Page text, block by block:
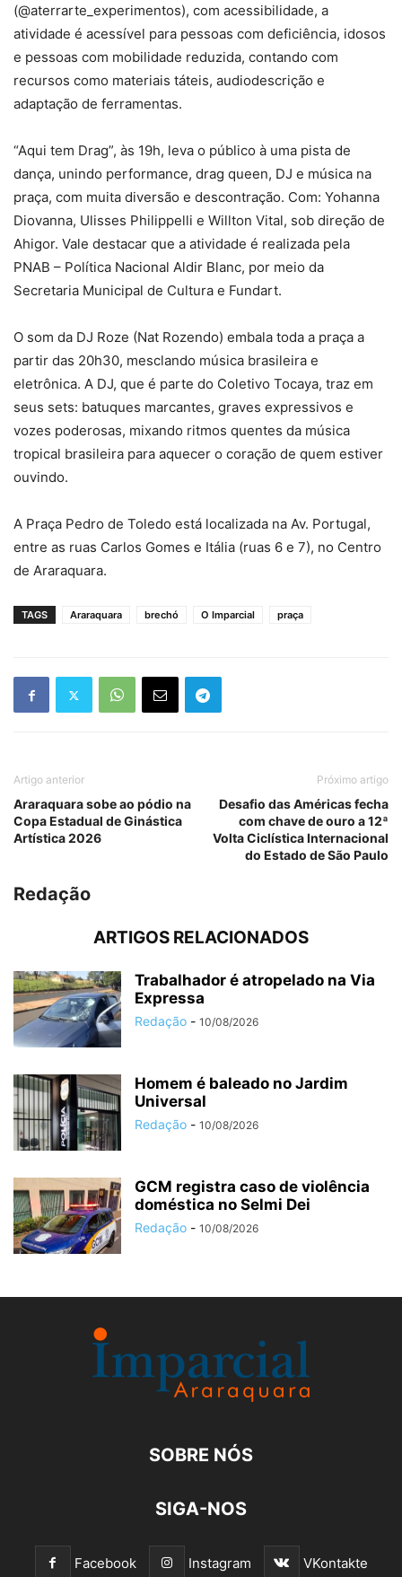
(@aterrarte_experimentos), com acessibilidade, a
atividade é acessível para pessoas com deficiência, idosos
e pessoas com mobilidade reduzida, contando com
recursos como materiais táteis, audiodescrição e
adaptação de ferramentas.
“Aqui tem Drag”, às 19h, leva o público à uma pista de
dança, unindo performance, drag queen, DJ e música na
praça, com muita diversão e descontração. Com: Yohanna
Diovanna, Ulisses Philippelli e Willton Vital, sob direção de
Ahigor. Vale destacar que a atividade é realizada pela
PNAB – Política Nacional Aldir Blanc, por meio da
Secretaria Municipal de Cultura e Fundart.
O som da DJ Roze (Nat Rozendo) embala toda a praça a
partir das 20h30, mesclando música brasileira e
eletrônica. A DJ, que é parte do Coletivo Tocaya, traz em
seus sets: batuques marcantes, graves expressivos e
vozes poderosas, mixando ritmos quentes da música
tropical brasileira para aquecer o coração de quem estiver
ouvindo.
A Praça Pedro de Toledo está localizada na Av. Portugal,
entre as ruas Carlos Gomes e Itália (ruas 6 e 7), no Centro
de Araraquara.
TAGS Araraquara brechó O Imparcial praça
Artigo anterior
Araraquara sobe ao pódio na
Copa Estadual de Ginástica
Artística 2026
Próximo artigo
Desafio das Américas fecha
com chave de ouro a 12ª
Volta Ciclística Internacional
do Estado de São Paulo
Redação
ARTIGOS RELACIONADOS
Trabalhador é atropelado na Via
Expressa
Redação - 10/08/2026
Homem é baleado no Jardim
Universal
Redação - 10/08/2026
GCM registra caso de violência
doméstica no Selmi Dei
Redação - 10/08/2026
SOBRE NÓS
SIGA-NOS
Facebook Instagram VKontakte